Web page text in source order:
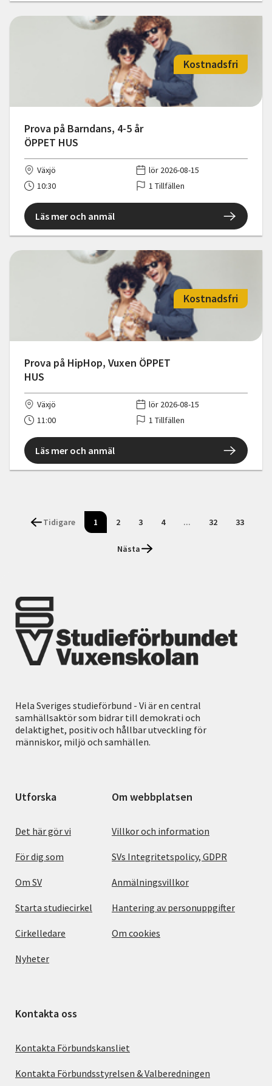
Prova på Barndans, 4-5 år
ÖPPET HUS
Kostnadsfri
Växjö
lör 2026-08-15
10:30
1 Tillfällen
Läs mer och anmäl
Prova på HipHop, Vuxen ÖPPET
HUS
Kostnadsfri
Växjö
lör 2026-08-15
11:00
1 Tillfällen
Läs mer och anmäl
Tidigare 1 2 3 4 ... 32 33
Nästa
Hela Sveriges studieförbund - Vi är en central
samhällsaktör som bidrar till demokrati och
delaktighet, positiv och hållbar utveckling för
människor, miljö och samhällen.
Utforska
Det här gör vi
För dig som
Om SV
Starta studiecirkel
Cirkelledare
Nyheter
Om webbplatsen
Villkor och information
SVs Integritetspolicy, GDPR
Anmälningsvillkor
Hantering av personuppgifter
Om cookies
Kontakta oss
Kontakta Förbundskansliet
Kontakta Förbundsstyrelsen & Valberedningen